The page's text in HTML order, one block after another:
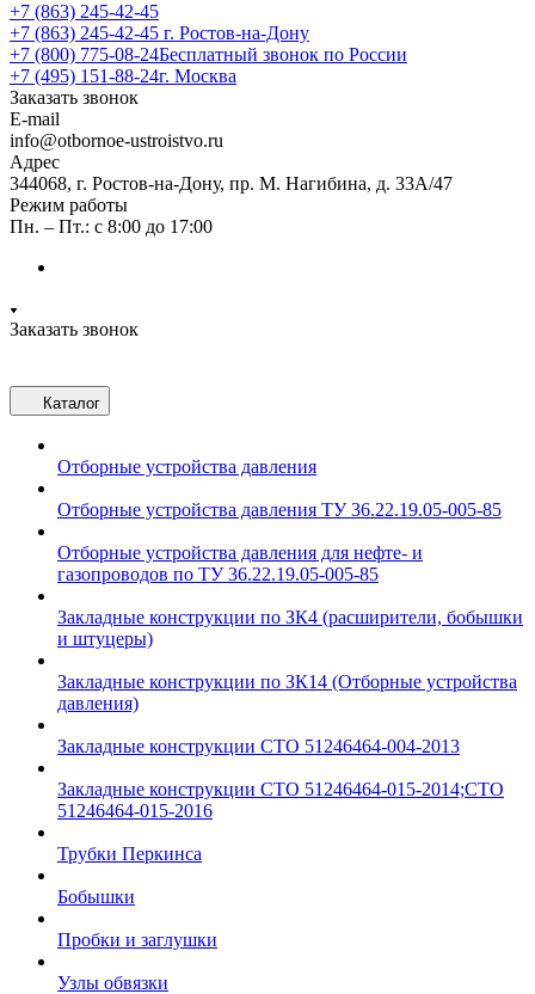
+7 (863) 245-42-45
+7 (863) 245-42-45 г. Ростов-на-Дону
+7 (800) 775-08-24Бесплатный звонок по России
+7 (495) 151-88-24г. Москва
Заказать звонок
E-mail
info@otbornoe-ustroistvo.ru
Адрес
344068, г. Ростов-на-Дону, пр. М. Нагибина, д. 33А/47
Режим работы
Пн. – Пт.: с 8:00 до 17:00
Заказать звонок
Каталог
Отборные устройства давления
Отборные устройства давления ТУ 36.22.19.05-005-85
Отборные устройства давления для нефте- и
газопроводов по ТУ 36.22.19.05-005-85
Закладные конструкции по ЗК4 (расширители, бобышки
и штуцеры)
Закладные конструкции по ЗК14 (Отборные устройства
давления)
Закладные конструкции СТО 51246464-004-2013
Закладные конструкции СТО 51246464-015-2014;СТО
51246464-015-2016
Трубки Перкинса
Бобышки
Пробки и заглушки
Узлы обвязки